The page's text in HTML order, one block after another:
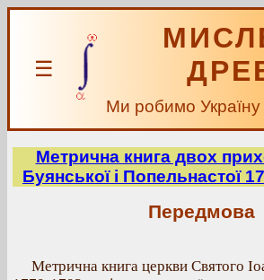
☰
Ми робимо Україну
Метрична книга двох
Буянської і Попельнастої
Передмова
Метрична книга церкви Святого